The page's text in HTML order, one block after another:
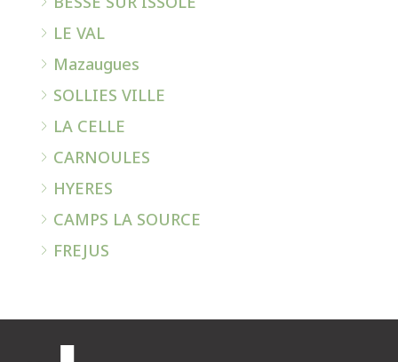
LE VAL
Mazaugues
SOLLIES VILLE
LA CELLE
CARNOULES
HYERES
CAMPS LA SOURCE
FREJUS